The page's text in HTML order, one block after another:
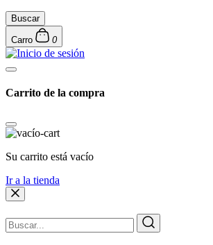
Buscar
Carro 0
Carrito de la compra
Su carrito está vacío
Ir a la tienda